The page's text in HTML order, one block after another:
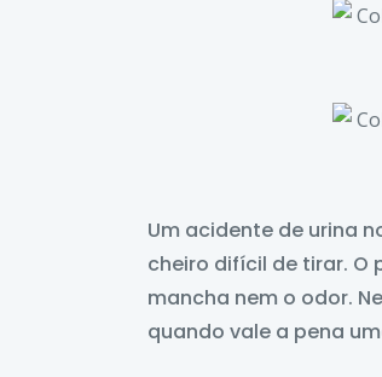
Um acidente de urina
cheiro difícil de tirar. O
mancha nem o odor.
quando vale a pena